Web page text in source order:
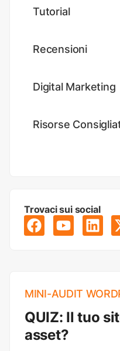
Tutorial
Recensioni
Digital Marketing
Risorse
Trovaci sui social
MINI-AUDIT
QUIZ: Il tuo
asset?